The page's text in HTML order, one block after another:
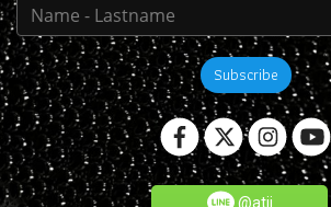
Subscribe
@atjj